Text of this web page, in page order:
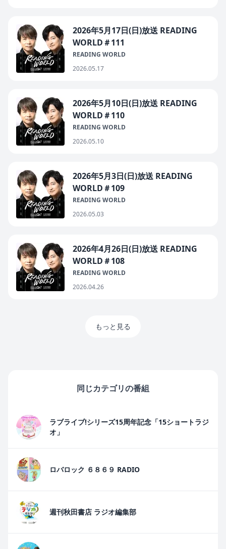
2026年5月17日(日)放送 READING
WORLD＃111
READING WORLD
2026.05.17
2026年5月10日(日)放送 READING
WORLD＃110
READING WORLD
2026.05.10
2026年5月3日(日)放送 READING
WORLD＃109
READING WORLD
2026.05.03
2026年4月26日(日)放送 READING
WORLD＃108
READING WORLD
2026.04.26
もっと見る
同じカテゴリの番組
ラブライブ!シリーズ15周年記念「15ショートラジ
オ」
ロバロック ６８６９ RADIO
週刊秋田書店 ラジオ編集部